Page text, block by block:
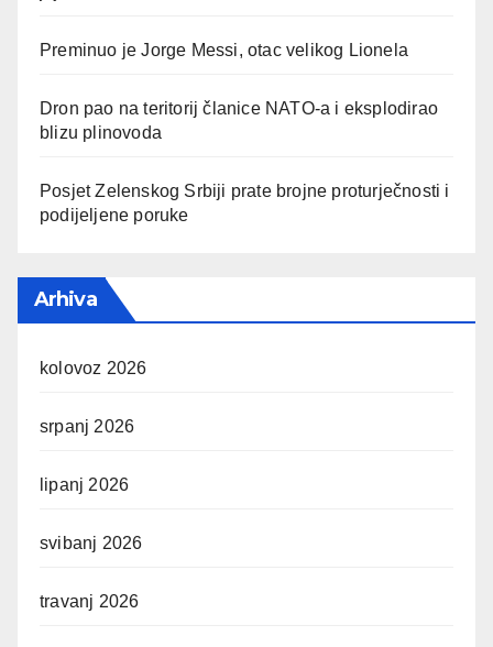
Preminuo je Jorge Messi, otac velikog Lionela
Dron pao na teritorij članice NATO-a i eksplodirao
blizu plinovoda
Posjet Zelenskog Srbiji prate brojne proturječnosti i
podijeljene poruke
Arhiva
kolovoz 2026
srpanj 2026
lipanj 2026
svibanj 2026
travanj 2026